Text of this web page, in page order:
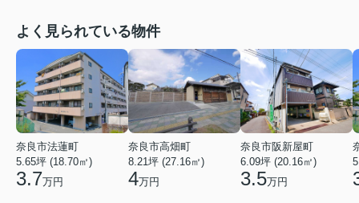
よく見られている物件
奈良市法蓮町
5.65坪 (18.70㎡)
3.7万円
奈良市高畑町
8.21坪 (27.16㎡)
4万円
奈良市阪新屋町
6.09坪 (20.16㎡)
3.5万円